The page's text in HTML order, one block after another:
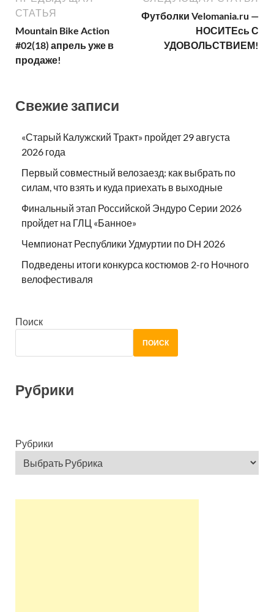
СТАТЬЯ
Mountain Bike Action
#02(18) апрель уже в
продаже!
Футболки Velomania.ru —
НОСИТЕсь С
УДОВОЛЬСТВИЕМ!
Свежие записи
«Старый Калужский Тракт» пройдет 29 августа
2026 года
Первый совместный велозаезд: как выбрать по
силам, что взять и куда приехать в выходные
Финальный этап Российской Эндуро Серии 2026
пройдет на ГЛЦ «Банное»
Чемпионат Республики Удмуртии по DH 2026
Подведены итоги конкурса костюмов 2-го Ночного
велофестиваля
Поиск
ПОИСК
Рубрики
Рубрики